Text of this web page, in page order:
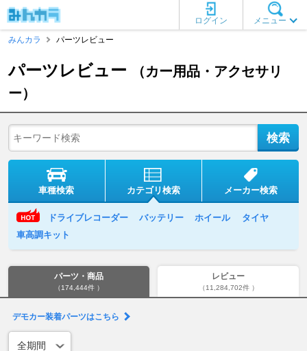
メニュー
ログイン
みんカラ
パーツレビュー
パーツレビュー
（カー用品・アクセサリ
ー）
車種検索 カテゴリ検索 メーカー検索
ドライブレコーダー バッテリー ホイール
タイヤ
車高調キット
パーツ・商品
（174,444件 ）
レビュー
（11,284,702件 ）
デモカー装着パーツはこちら